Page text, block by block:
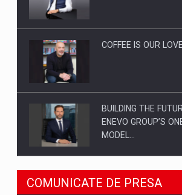
COFFEE IS OUR
BUILDING THE
ENEVO GROUP’S
MODEL…
ROOTED IN
DELIVER
COMUNICATE DE PRESA